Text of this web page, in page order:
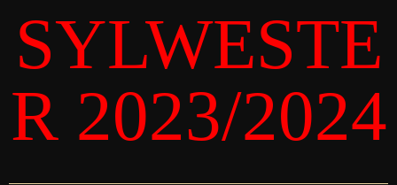
treści
SYLWESTE
R 2023/2024